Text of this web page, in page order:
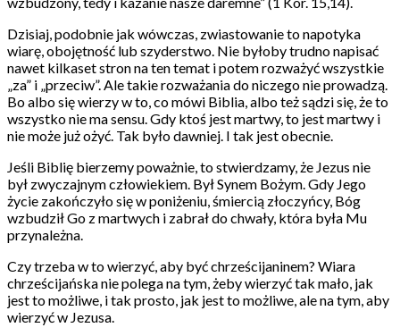
Dzisiaj, podobnie jak wówczas, zwiastowanie to napotyka
wiarę, obojętność lub szyderstwo. Nie byłoby trudno napisać
nawet kilkaset stron na ten temat i potem rozważyć wszystkie
„za” i „przeciw”. Ale takie rozważania do niczego nie prowadzą.
Bo albo się wierzy w to, co mówi Biblia, albo też sądzi się, że to
wszystko nie ma sensu. Gdy ktoś jest martwy, to jest martwy i
nie może już ożyć. Tak było dawniej. I tak jest obecnie.
Jeśli Biblię bierzemy poważnie, to stwierdzamy, że Jezus nie
był zwyczajnym człowiekiem. Był Synem Bożym. Gdy Jego
życie zakończyło się w poniżeniu, śmiercią złoczyńcy, Bóg
wzbudził Go z martwych i zabrał do chwały, która była Mu
przynależna.
Czy trzeba w to wierzyć, aby być chrześcijaninem? Wiara
chrześcijańska nie polega na tym, żeby wierzyć tak mało, jak
jest to możliwe, i tak prosto, jak jest to możliwe, ale na tym, aby
wierzyć w Jezusa.